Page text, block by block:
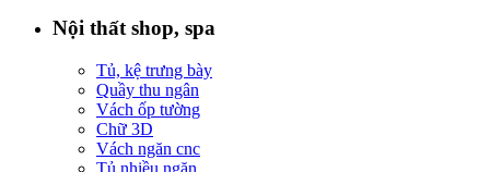
Nội thất shop, spa
Tủ, kệ trưng bày
Quầy thu ngân
Vách ốp tường
Chữ 3D
Vách ngăn cnc
Tủ nhiều ngăn